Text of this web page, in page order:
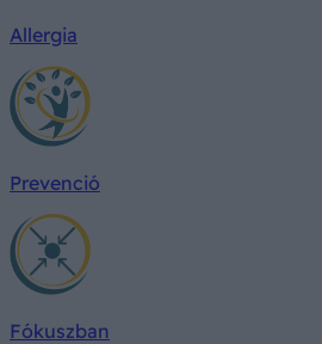
Allergia
Prevenció
Fókuszban